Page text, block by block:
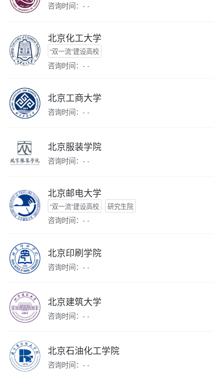
咨询时间：- -
北京化工大学
“双一流”建设高校
咨询时间：- -
北京工商大学
咨询时间：- -
北京服装学院
咨询时间：- -
北京邮电大学
“双一流”建设高校 研究生院
咨询时间：- -
北京印刷学院
咨询时间：- -
北京建筑大学
咨询时间：- -
北京石油化工学院
咨询时间：- -